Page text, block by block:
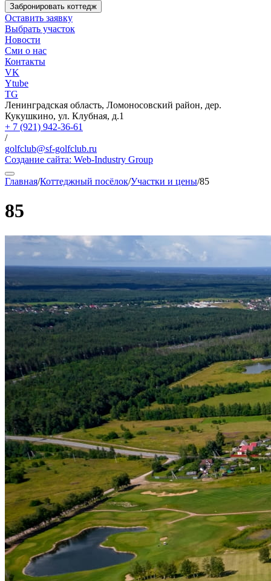
Забронировать коттедж
Оставить заявку
Выбрать участок
Новости
Сми о нас
Контакты
VK
Ytube
TG
Ленинградская область, Ломоносовский район, дер.
Кукушкино, ул. Клубная, д.1
+ 7 (921) 942-36-61
/
golfclub@sf-golfclub.ru
Создание сайта: Web-Industry Group
Главная/Коттеджный посёлок/Участки и цены/85
85